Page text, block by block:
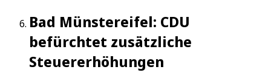
Bad Münstereifel: CDU
befürchtet zusätzliche
Steuererhöhungen